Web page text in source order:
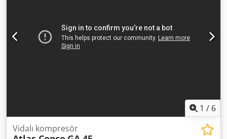
kompresörü bulamadıysanız, ARAYIN! Doğru cihaz seçimi
konusunda size tavsiyelerde bulunacağız. Sizleri tüm
tekliflerimizle tanışmaya davet ediyoruz.
1 / 6
Vidalı kompresör